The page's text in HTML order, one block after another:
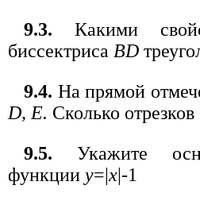
9.3. Какими
биссектриса BD
9.4. На прямой
D, Е. Сколько
9.5. Укажите
функции у=|x|-1